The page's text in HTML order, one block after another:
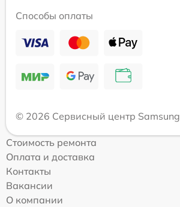
Способы оплаты
© 2026 Сервисный центр Samsung
Стоимость ремонта
Оплата и доставка
Контакты
Вакансии
О компании